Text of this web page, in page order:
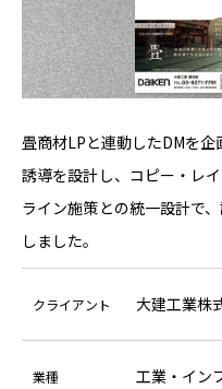
畳商材LPと連動したDMを
誘導を設計し、コピー・レ
ライン施策との統一設計で
しました。
クライアント 大建工業株
業種 工業・イン